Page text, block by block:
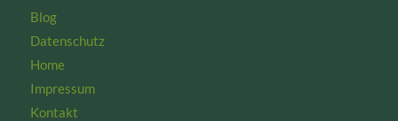
Blog
Datenschutz
Home
Impressum
Kontakt